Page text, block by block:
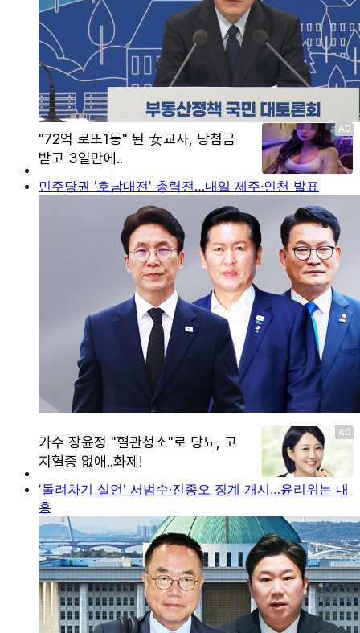
민주당권 '호남대전' 총력전…내일 제주·인천 발표
'돌려차기 실언' 서범수·진종오 징계 개시…윤리위는 내
홍